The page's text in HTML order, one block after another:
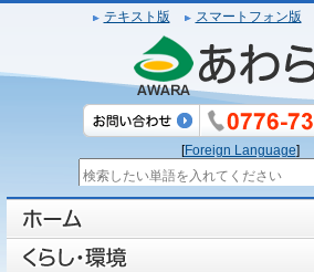
テキスト版 スマートフォン版
[Foreign Language]